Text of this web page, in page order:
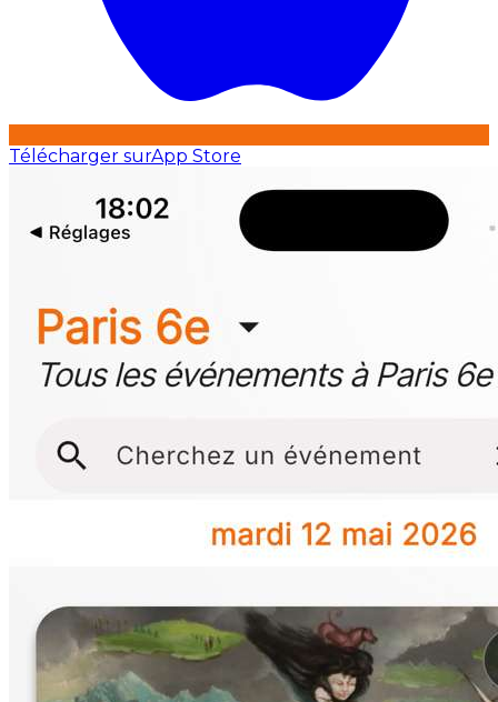
Télécharger surApp Store